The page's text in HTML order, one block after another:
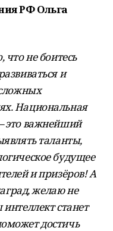
РФ Ольга
что не боитесь
и
Национальная
это важнейший
таланты,
будущее
и призёров! А
желаю не
станет
достичь